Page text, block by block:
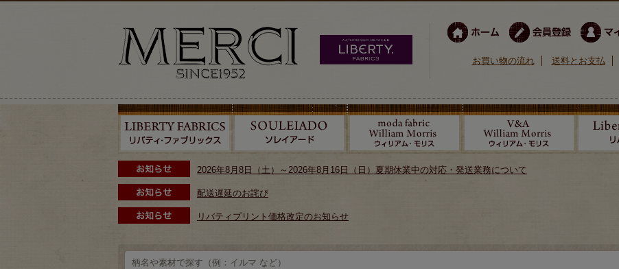
お買い物の流れ 送料とお支払
2026年8月8日（土）～2026年8月16日（日）夏期休業中の対応・発送業務について
配送遅延のお詫び
リバティプリント価格改定のお知らせ